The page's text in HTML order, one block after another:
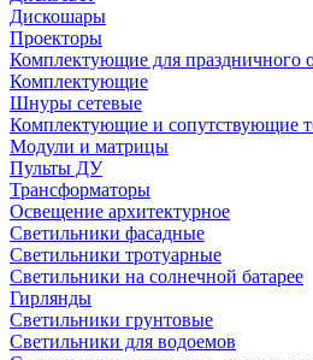
Дискошары
Проекторы
Комплектующие для праздничного
Комплектующие
Шнуры сетевые
Комплектующие и сопутствующие
Модули и матрицы
Пульты ДУ
Трансформаторы
Освещение архитектурное
Светильники фасадные
Светильники тротуарные
Светильники на солнечной батарее
Гирлянды
Светильники грунтовые
Светильники для водоемов